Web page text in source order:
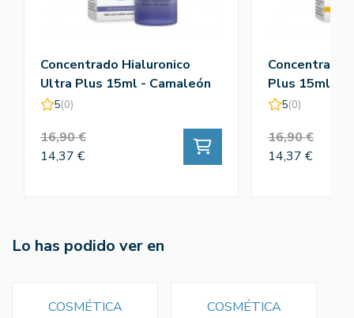
Concentrado Hialuronico
Ultra Plus 15ml - Camaleón
5(0)
16,90 €
14,37 €
Concentrado
Plus 15ml -
5(0)
16,90 €
14,37 €
Lo has podido ver en
COSMÉTICA
COSMÉTICA